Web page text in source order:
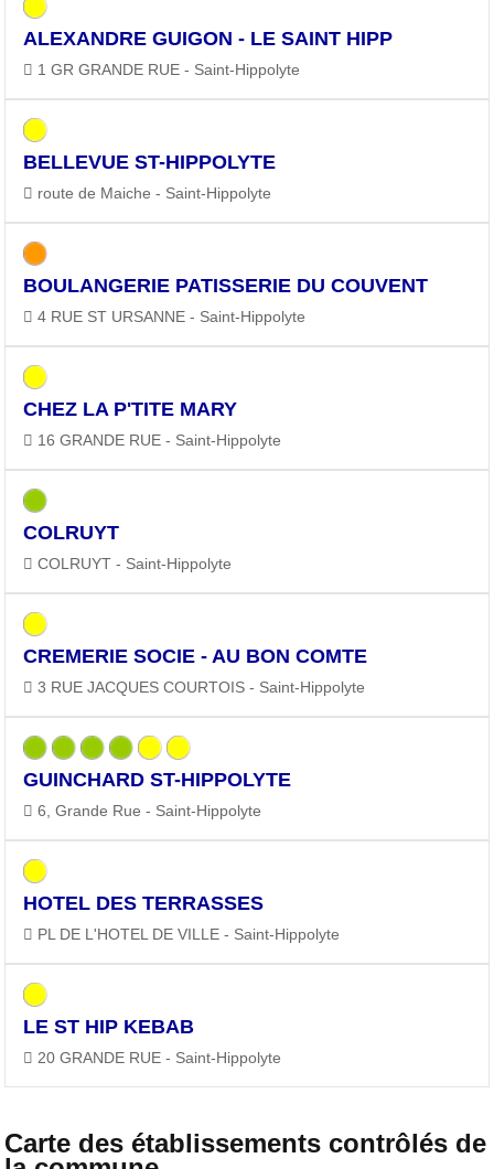
ALEXANDRE GUIGON - LE SAINT HIPP
1 GR GRANDE RUE - Saint-Hippolyte
BELLEVUE ST-HIPPOLYTE
route de Maiche - Saint-Hippolyte
BOULANGERIE PATISSERIE DU COUVENT
4 RUE ST URSANNE - Saint-Hippolyte
CHEZ LA P'TITE MARY
16 GRANDE RUE - Saint-Hippolyte
COLRUYT
COLRUYT - Saint-Hippolyte
CREMERIE SOCIE - AU BON COMTE
3 RUE JACQUES COURTOIS - Saint-Hippolyte
GUINCHARD ST-HIPPOLYTE
6, Grande Rue - Saint-Hippolyte
HOTEL DES TERRASSES
PL DE L'HOTEL DE VILLE - Saint-Hippolyte
LE ST HIP KEBAB
20 GRANDE RUE - Saint-Hippolyte
Carte des établissements contrôlés de